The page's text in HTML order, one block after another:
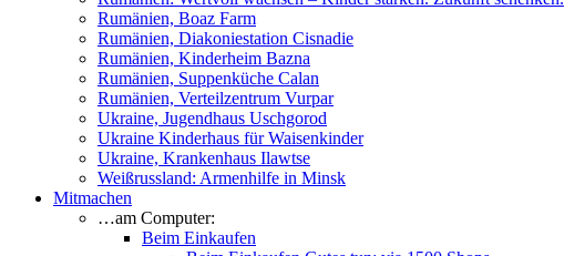
Rumänien, Boaz Farm
Rumänien, Diakoniestation Cisnadie
Rumänien, Kinderheim Bazna
Rumänien, Suppenküche Calan
Rumänien, Verteilzentrum Vurpar
Ukraine, Jugendhaus Uschgorod
Ukraine Kinderhaus für Waisenkinder
Ukraine, Krankenhaus Ilawtse
Weißrussland: Armenhilfe in Minsk
Mitmachen
…am Computer:
Beim Einkaufen